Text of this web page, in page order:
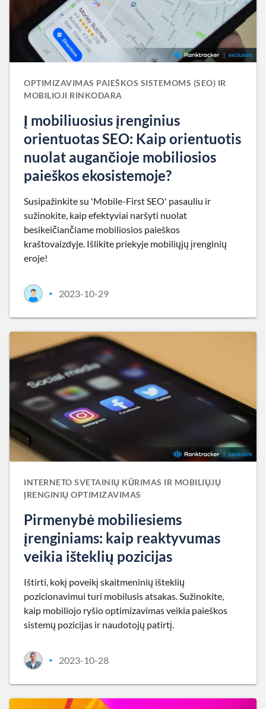
OPTIMIZAVIMAS PAIEŠKOS SISTEMOMS (SEO) IR
MOBILIOJI RINKODARA
Į mobiliuosius įrenginius
orientuotas SEO: Kaip orientuotis
nuolat augančioje mobiliosios
paieškos ekosistemoje?
Susipažinkite su 'Mobile-First SEO' pasauliu ir
sužinokite, kaip efektyviai naršyti nuolat
besikeičiančiame mobiliosios paieškos
kraštovaizdyje. Išlikite priekyje mobiliųjų įrenginių
eroje!
• 2023-10-29
INTERNETO SVETAINIŲ KŪRIMAS IR MOBILIŲJŲ
ĮRENGINIŲ OPTIMIZAVIMAS
Pirmenybė mobiliesiems
įrenginiams: kaip reaktyvumas
veikia išteklių pozicijas
Ištirti, kokį poveikį skaitmeninių išteklių
pozicionavimui turi mobilusis atsakas. Sužinokite,
kaip mobiliojo ryšio optimizavimas veikia paieškos
sistemų pozicijas ir naudotojų patirtį.
• 2023-10-28